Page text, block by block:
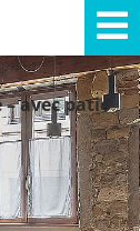
– avec patio